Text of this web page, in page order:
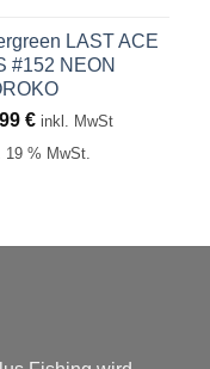
LAST ACE
#152 NEON
€ inkl. MwSt
19 % MwSt.